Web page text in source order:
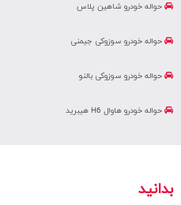
حواله خودرو شاهین پلاس
حواله خودرو سوزوکی جیمنی
حواله خودرو سوزوکی بالنو
حواله خودرو هاوال H6 هیبرید
بدانید